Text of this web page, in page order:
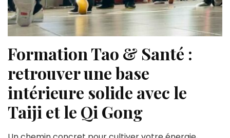
Formation Tao & Santé :
retrouver une base
intérieure solide avec le
Taiji et le Qi Gong